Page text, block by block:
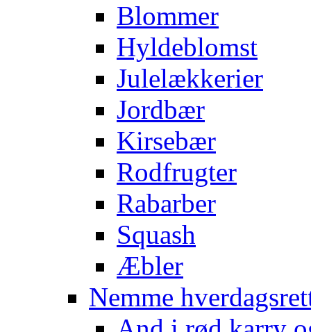
Blommer
Hyldeblomst
Julelækkerier
Jordbær
Kirsebær
Rodfrugter
Rabarber
Squash
Æbler
Nemme